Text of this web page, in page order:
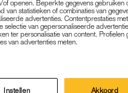
11-2021 | NATHALIE BOLLEN
van het LEGO-
aan Peter R. de
openen. Beperkte gegevens gebruiken
van statistieken of combinaties van
advertenties. Contentprestaties
selectie van gepersonaliseerde
ter personalisatie van content. Profielen
van advertenties meten.
Instellen Akkoord